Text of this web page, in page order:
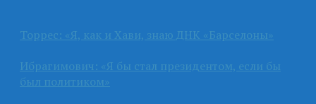
Торрес: «Я, как и Хави, знаю ДНК «Барселоны»
Ибрагимович: «Я бы стал президентом, если бы
был политиком»